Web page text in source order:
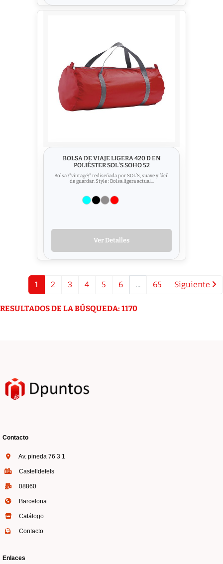
BOLSA DE VIAJE LIGERA 420 D EN
POLIÉSTER SOL'S SOHO 52
Bolsa \"vintage\" rediseñada por SOL’S, suave y fácil
de guardar. Style : Bolsa ligera actual...
Ver Detalles
1 2 3 4 5 6 ... 65 Siguiente
RESULTADOS DE LA BÚSQUEDA: 1170
Contacto
Av. pineda 76 3 1
Castelldefels
08860
Barcelona
Catálogo
Contacto
Enlaces